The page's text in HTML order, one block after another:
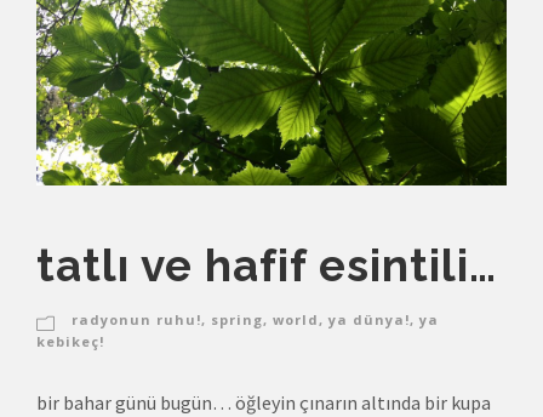
tatlı ve hafif esintili…
radyonun ruhu!, spring, world, ya dünya!, ya
kebikeç!
bir bahar günü bugün… öğleyin çınarın altında bir kupa